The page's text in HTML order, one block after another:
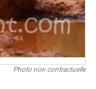
Photo non contractuelle